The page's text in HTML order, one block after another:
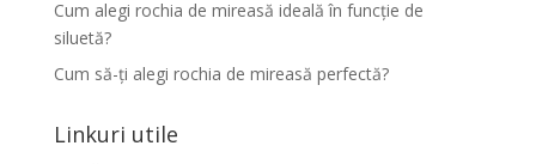
Cum alegi rochia de mireasă ideală în funcție de
siluetă?
Cum să-ți alegi rochia de mireasă perfectă?
Linkuri utile